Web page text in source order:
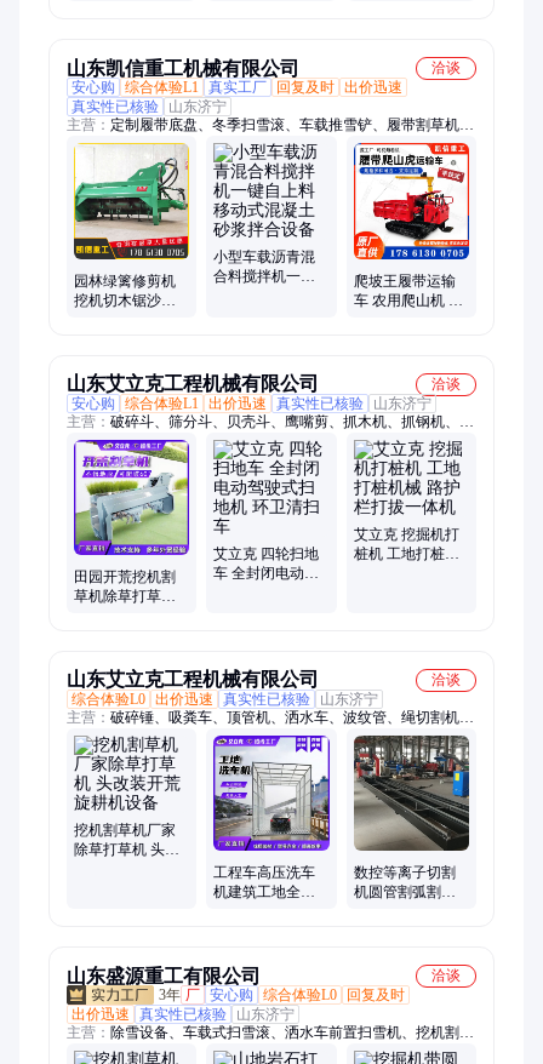
山东凯信重工机械有限公司
洽谈
安心购
综合体验L1 真实工厂 回复及时 出价迅速
真实性已核验
山东济宁
主营： 定制履带底盘、冬季扫雪滚、车载推雪铲、履带割草机、
护栏清洗机、车载马路吹风机、绿篱修剪机、融雪撒布机、手扶
扫雪机、沥青搅拌机、履带运输车、固定抓木机
园林绿篱修剪机
挖机切木锯沙柳
小型车载沥青混
合料搅拌机一键
爬坡王履带运输
车 农用爬山机 1
山东艾立克工程机械有限公司
洽谈
安心购
综合体验L1 出价迅速 真实性已核验
山东济宁
主营： 破碎斗、筛分斗、贝壳斗、鹰嘴剪、抓木机、抓钢机、破
碎锤、螺旋钻机、振动夯、铣挖机、截桩机、液压剪、打桩机、
劈裂棒、顶管机、内壁喷涂机、喷砂机、扫地车、板换夹紧器、
升降柱、玻璃吸盘、等离子切割机、扫雪机、柴油泵车、电动叉
车
田园开荒挖机割
草机除草打草机
艾立克 四轮扫地
车 全封闭电动驾
艾立克 挖掘机打
桩机 工地打桩机
山东艾立克工程机械有限公司
洽谈
综合体验L0 出价迅速 真实性已核验
山东济宁
主营： 破碎锤、吸粪车、顶管机、洒水车、波纹管、绳切割机、
冷挤压机、破拆工具、扫雪设备、换热器扳手、顶管千斤顶、垃
圾清运车、工地喷洒车、液压粉碎钳、履带拆卸机、钢筋压接
机、高压清洗车、切割绳锯机、污水运输设备、挖掘机粉碎钳、
液压顶管设备、挖掘机压链机、双链条除雪机、钢丝绳切断机、
叉车
挖机割草机厂家
除草打草机 头改
工程车高压洗车
机建筑工地全自
数控等离子切割
机圆管割弧割孔
山东盛源重工有限公司
洽谈
3年 厂 安心购 综合体验L0
回复及时
出价迅速
真实性已核验
山东济宁
主营： 除雪设备、车载式扫雪滚、洒水车前置扫雪机、挖机割草
机、推雪铲、电动履带底盘、履带底盘行走总成、车载式马路吹